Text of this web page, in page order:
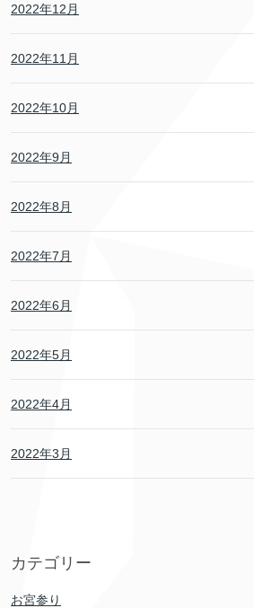
2022年12月
2022年11月
2022年10月
2022年9月
2022年8月
2022年7月
2022年6月
2022年5月
2022年4月
2022年3月
カテゴリー
お宮参り